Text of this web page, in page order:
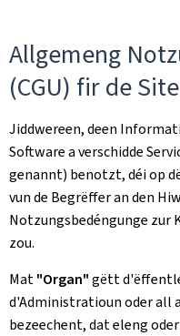
Allgemeng
(CGU) fir de Site
Jiddwereen, deen
Software a verschidde
genannt) benotzt, déi op
vun de Begrëffer an den
Notzungsbedéngunge zur
zou.
Mat"Organ"gëtt
d'Administratioun oder all
bezeechent, dat eleng